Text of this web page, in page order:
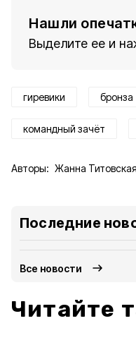
Нашли
Выделите ее и
гиревики бронза
командный зачёт
Авторы: Жанна Титовская
Последние
Все новости
Читайте